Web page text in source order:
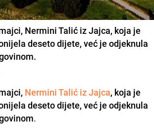
Nermini Talić iz Jajca, koja je
deseto dijete, već je odjeknula
Nermini Talić iz Jajca, koja je
deseto dijete, već je odjeknula
.